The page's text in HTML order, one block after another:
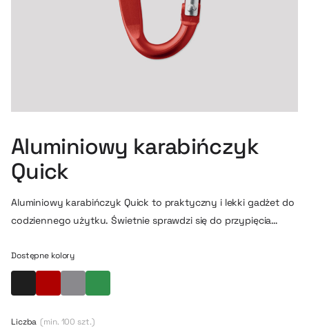
Aluminiowy karabińczyk
Quick
Aluminiowy karabińczyk Quick to praktyczny i lekki gadżet do
codziennego użytku. Świetnie sprawdzi się do przypięcia
drobnych akcesoriów. Wykonany z trwałego aluminium, łączy
funkcjonalność z prostym, uniwersalnym designem. Dzięki
kompaktowym wymiarom jest wygodny w noszeniu i nie
Dostępne kolory
Liczba (min. 100 szt.)